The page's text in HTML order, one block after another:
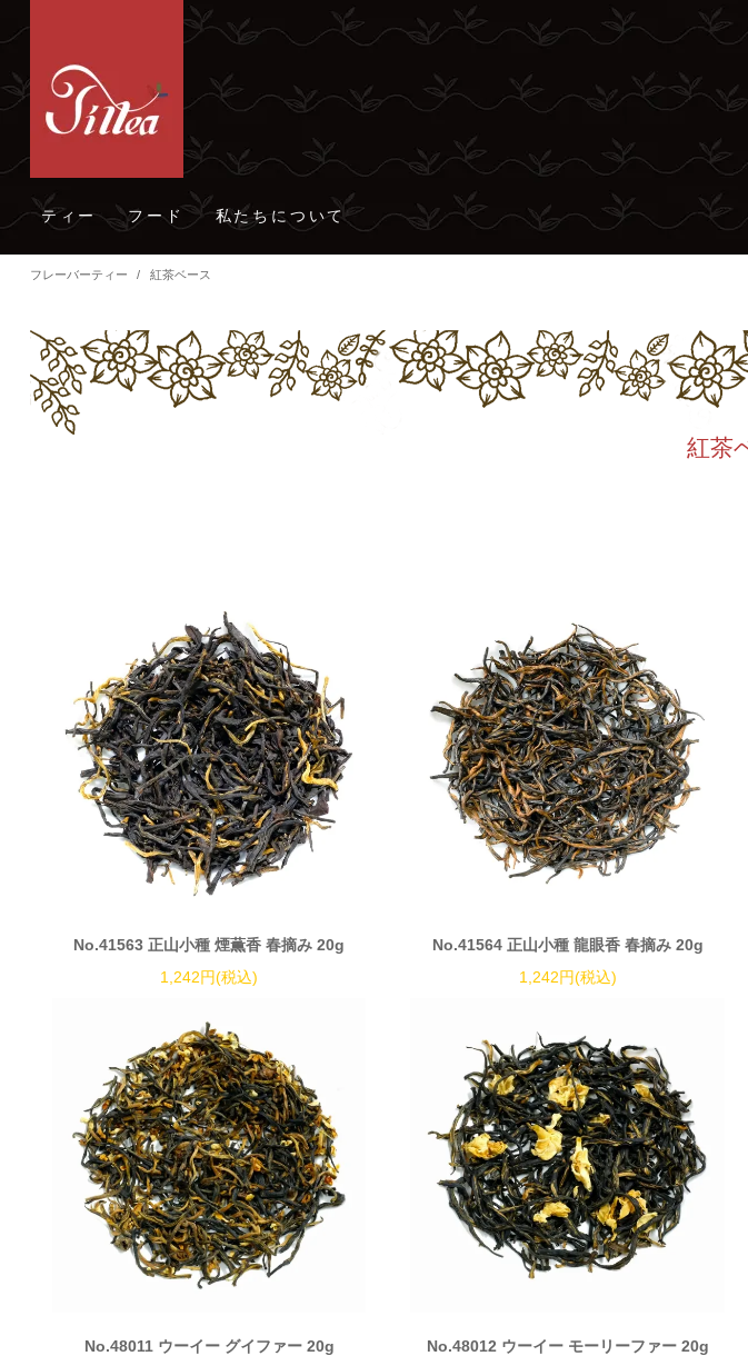
ティー フード 私たちについて
フレーバーティー / 紅茶ベース
紅茶
No.41563 正山小種 煙薫香 春摘み 20g
1,242円(税込)
No.41564 正山小種 龍眼香 春摘み 20g
1,242円(税込)
No.48011 ウーイー グイファー 20g
No.48012 ウーイー モーリーファー 20g